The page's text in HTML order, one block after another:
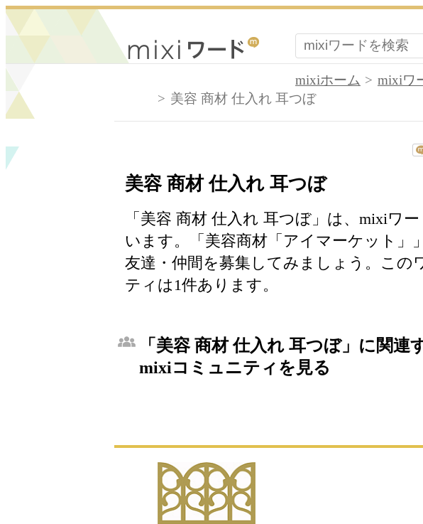
mixiホーム
mixiワ
美容 商材 仕入れ 耳つぼ
美容 商材 仕入れ 耳つぼ
「美容 商材 仕入れ 耳つぼ」は、mixiワ
います。「美容商材「アイマーケット」
友達・仲間を募集してみましょう。この
ティは1件あります。
「美容 商材 仕入れ 耳つぼ」に関連
mixiコミュニティを見る